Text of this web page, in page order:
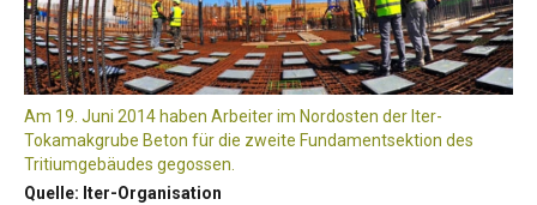
Am 19. Juni 2014 haben Arbeiter im Nordosten der Iter-
Tokamakgrube Beton für die zweite Fundamentsektion des
Tritiumgebäudes gegossen.
Quelle: Iter-Organisation